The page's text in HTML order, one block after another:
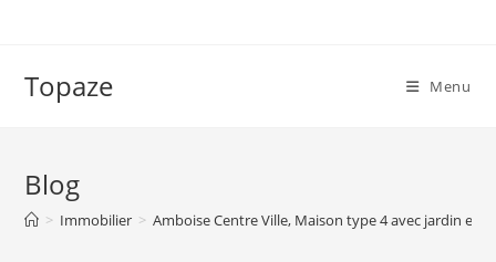
Topaze Menu
Blog
> Immobilier > Amboise Centre Ville, Maison type 4 avec jardin et